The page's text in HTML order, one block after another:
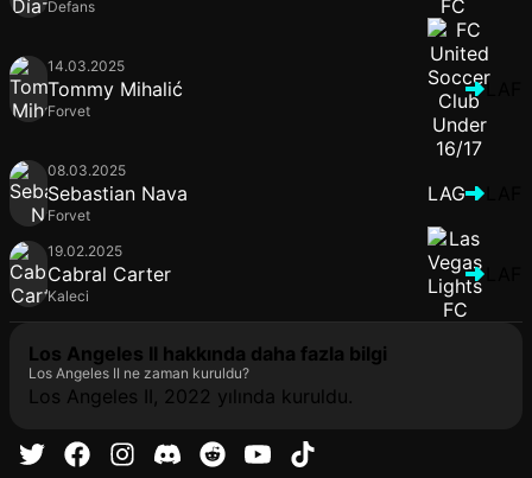
Defans
14.03.2025
Tommy Mihalić
Forvet
LAF
08.03.2025
Sebastian Nava
Forvet
LAG
19.02.2025
Cabral Carter
Kaleci
Los Angeles II hakkında daha fazla bilgi
Los Angeles II ne zaman kuruldu?
Los Angeles II, 2022 yılında kuruldu.